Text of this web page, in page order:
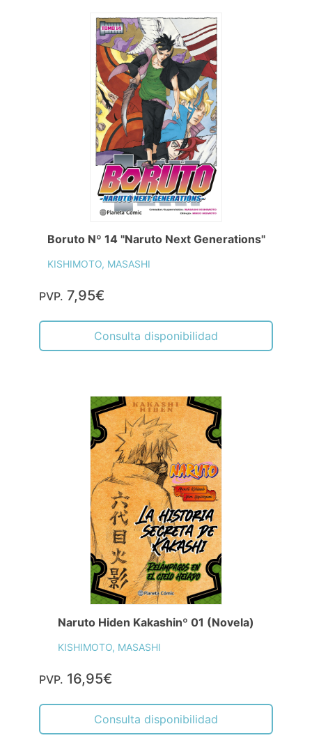
Boruto Nº 14 "Naruto Next Generations"
KISHIMOTO, MASASHI
PVP. 7,95€
Consulta disponibilidad
Naruto Hiden Kakashinº 01 (Novela)
KISHIMOTO, MASASHI
PVP. 16,95€
Consulta disponibilidad